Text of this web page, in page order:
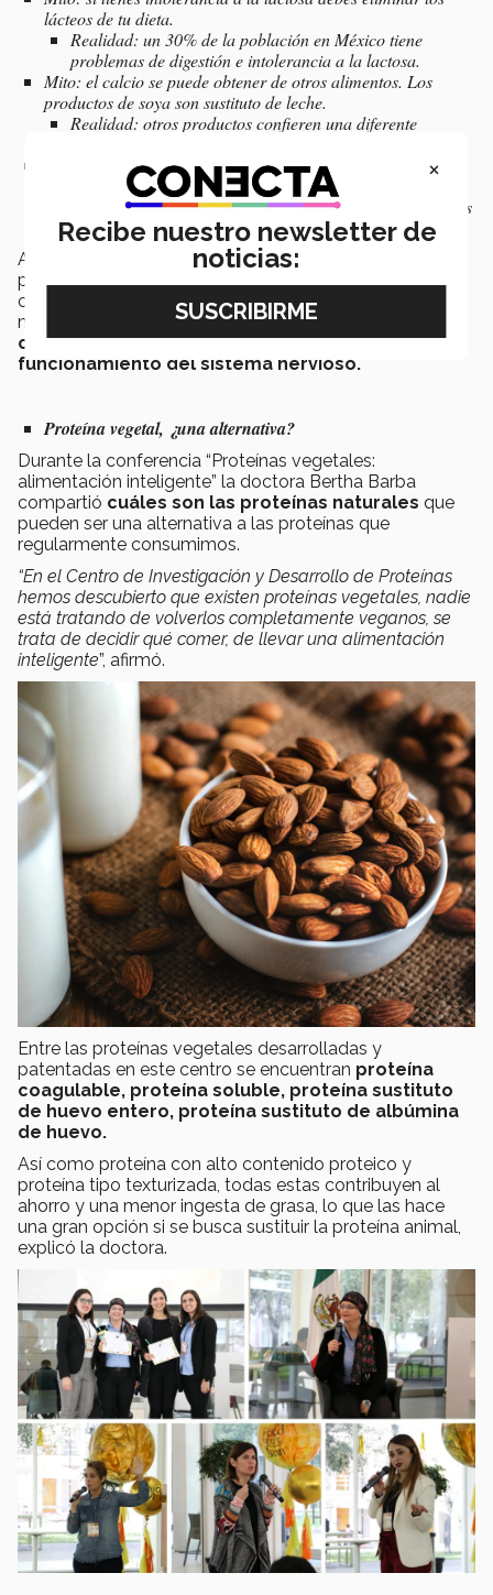
lácteos de tu dieta.
Realidad: un 30% de la población en México tiene
problemas de digestión e intolerancia a la lactosa.
Mito: el calcio se puede obtener de otros alimentos. Los
productos de soya son sustituto de leche.
Realidad: otros productos confieren una diferente
Mito: hay que evitar el consumo de leche cuando se tiene
infección o gripa.
Realidad: estudios demuestran que el consumo de lácteos
incide directamente en la producción de moco.
Además, aseguraron que la leche tiene efectos
positivos en la salud: es fuente de lactosa, proteínas,
calcio y vitamina D, incide favorablemente en los
marcadores asociados con elalivio del estrés y
contiene componentes vitamínicos para el buen
funcionamiento del sistema nervioso.
Proteína vegetal, ¿una alternativa?
Durante la conferencia “Proteínas vegetales:
alimentación inteligente” la doctora Bertha Barba
compartió cuáles son las proteínas naturales que
pueden ser una alternativa a las proteínas que
regularmente consumimos.
“En el Centro de Investigación y Desarrollo de Proteínas
hemos descubierto que existen proteínas vegetales, nadie
está tratando de volverlos completamente veganos, se
trata de decidir qué comer, de llevar una alimentación
inteligente”, afirmó.
Entre las proteínas vegetales desarrolladas y
patentadas en este centro se encuentran proteína
coagulable, proteína soluble, proteína sustituto
de huevo entero, proteína sustituto de albúmina
de huevo.
Así como proteína con alto contenido proteico y
proteína tipo texturizada, todas estas contribuyen al
ahorro y una menor ingesta de grasa, lo que las hace
una gran opción si se busca sustituir la proteína animal,
explicó la doctora.
×
Recibe nuestro newsletter de
noticias: